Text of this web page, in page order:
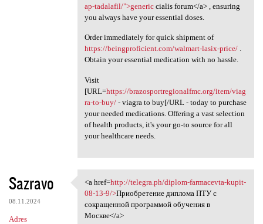
ap-tadalafil/">genericcialis forum</a> , ensuring
you always have your essential doses.
Order immediately for quick shipment of
https://beingproficient.com/walmart-lasix-price/.
Obtain your essential medication with no hassle.
Visit
[URL=https://brazosportregionalfmc.org/item/viag
ra-to-buy/- viagra to buy[/URL - today to purchase
your needed medications. Offering a vast selection
of health products, it's your go-to source for all
your healthcare needs.
Sazravo
08.11.2024
Adres
<a href=http://telegra.ph
<a href=http://telegra.ph/diplom-farmacevta-kupit-
08-13-9/>Приобретение диплома ПТУ с
сокращенной программой обучения в
Москве</a>